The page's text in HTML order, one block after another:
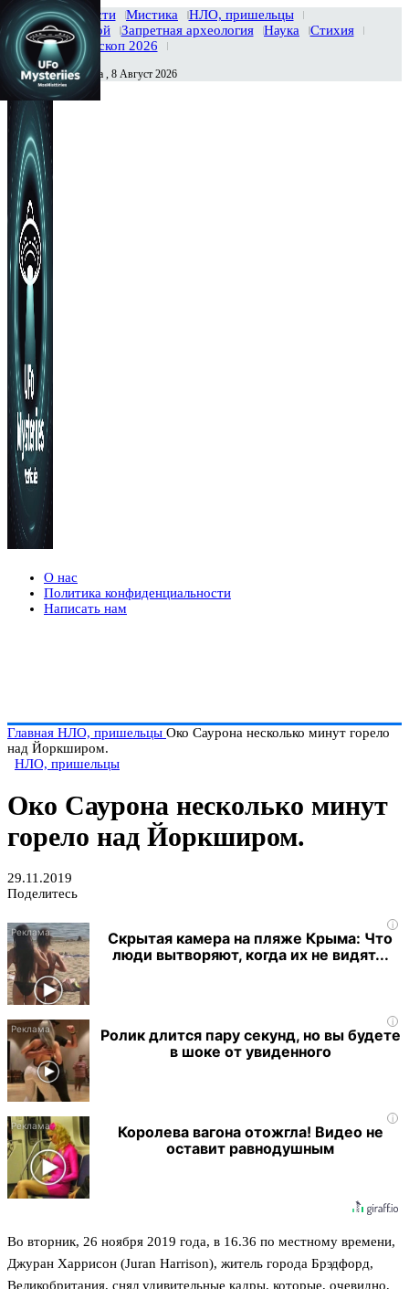
Главная Новости Мистика
НЛО, пришельцы
Тайны вселенной
Запретная археология Наука
Стихия
История
Гороскоп 2026
Сегодня Суббота , 8 Август 2026
О нас
Политика конфиденциальности
Написать нам
Главная НЛО, пришельцы Око Саурона несколько минут горело
над Йоркширом.
НЛО, пришельцы
Око Саурона несколько минут
горело над Йоркширом.
29.11.2019
Поделитесь
i
Скрытая камера на пляже Крыма: Что
люди вытворяют, когда их не видят...
i
Ролик длится пару секунд, но вы будете
в шоке от увиденного
i
Королева вагона отожгла! Видео не
оставит равнодушным
Во вторник, 26 ноября 2019 года, в 16.36 по местному времени,
Джуран Харрисон (Juran Harrison), житель города Брэдфорд,
Великобритания, снял удивительные кадры, которые, очевидно,